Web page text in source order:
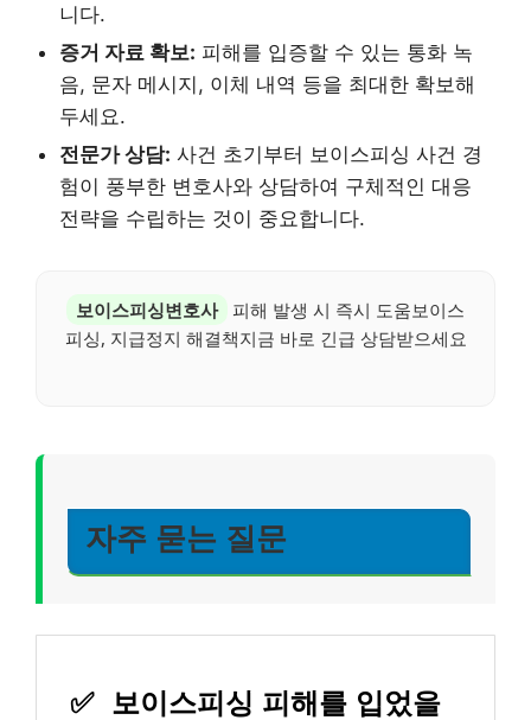
니다.
증거 자료 확보: 피해를 입증할 수 있는 통화 녹
음, 문자 메시지, 이체 내역 등을 최대한 확보해
두세요.
전문가 상담: 사건 초기부터 보이스피싱 사건 경
험이 풍부한 변호사와 상담하여 구체적인 대응
전략을 수립하는 것이 중요합니다.
보이스피싱변호사
피해 발생 시 즉시 도움보이스
피싱, 지급정지 해결책지금 바로 긴급 상담받으세요
자주 묻는 질문
✅ 보이스피싱 피해를 입었을